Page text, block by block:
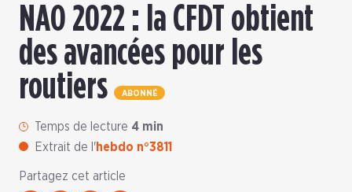
NAO 2022 : la CFDT obtient
des avancées pour les
routiers
ABONNÉ
Temps de lecture 4 min
Extrait de l'hebdo n°3811
Partagez cet article